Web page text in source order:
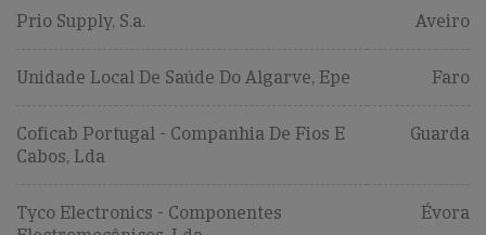
Prio Supply, S.a. Aveiro
Unidade Local De Saúde Do Algarve, Epe Faro
Coficab Portugal - Companhia De Fios E
Cabos, Lda
Guarda
Tyco Electronics - Componentes
Évora